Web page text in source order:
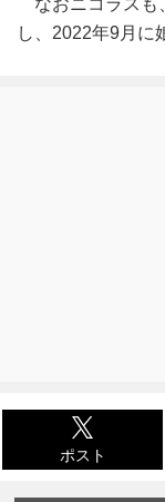
なおニコラスも
し、2022年9月に
ポスト